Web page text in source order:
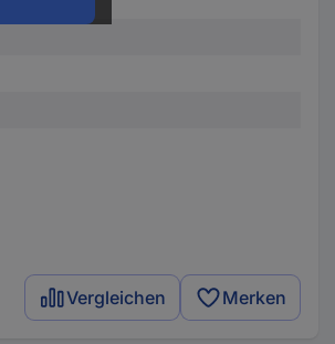
Vergleichen Merken